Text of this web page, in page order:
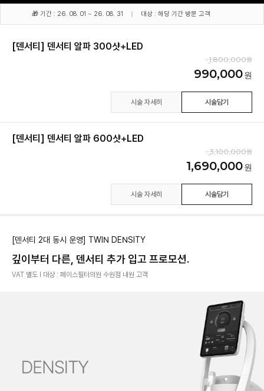
🎁 기간 : 26. 08. 01 ~ 26. 08. 31 대상 : 해당 기간 방문 고객
[덴서티] 덴서티 알파 300샷+LED
1,800,000
990,000
시술 자세히 시술담기
[덴서티] 덴서티 알파 600샷+LED
3,100,000
1,690,000
시술 자세히 시술담기
[덴서티 2대 동시 운영] TWIN DENSITY
깊이부터 다른, 덴서티 추가 입고 프로모션.
VAT 별도 l 대상 : 페이스필터의원 수원점 내원 고객